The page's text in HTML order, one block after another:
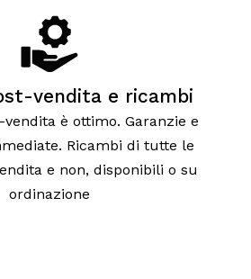
vendita e ricambi
è ottimo. Garanzie e
Ricambi di tutte le
e non, disponibili o su
ordinazione